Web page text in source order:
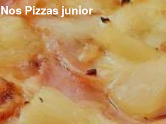
Nos Pizzas junior